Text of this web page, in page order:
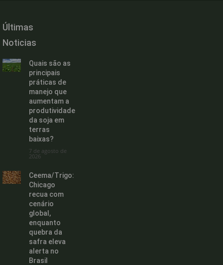
Últimas
Noticias
Quais são as
principais
práticas de
manejo que
aumentam a
produtividade
da soja em
terras
baixas?
7 de agosto de
2026
Ceema/Trigo:
Chicago
recua com
cenário
global,
enquanto
quebra da
safra eleva
alerta no
Brasil